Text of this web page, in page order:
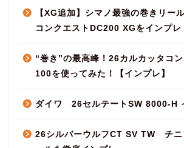
【XG追加】シマノ最強の巻きリー
コンクエストDC200 XGをインプレ
“巻き”の最高峰！26カルカッタコ
100を使ってみた！【インプレ】
ダイワ 26セルテートSW 8000-H
26シルバーウルフCT SV TW チニ